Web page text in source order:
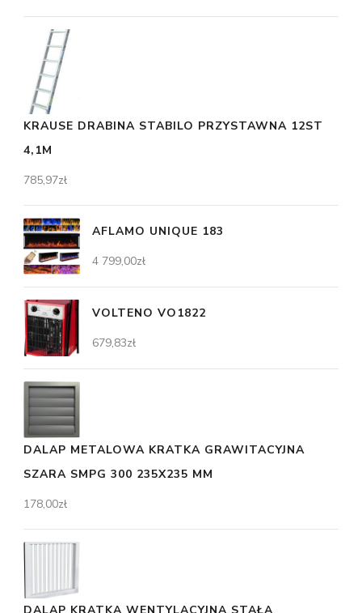
KRAUSE DRABINA STABILO PRZYSTAWNA 12ST
4,1M
785,97zł
AFLAMO UNIQUE 183
4 799,00zł
VOLTENO VO1822
679,83zł
DALAP METALOWA KRATKA GRAWITACYJNA
SZARA SMPG 300 235X235 MM
178,00zł